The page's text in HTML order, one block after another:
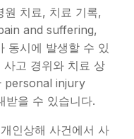
원 치료, 치료 기록,
and suffering,
동시에 발생할 수 있
사고 경위와 치료 상
personal injury
받을 수 있습니다.
인상해 사건에서 사